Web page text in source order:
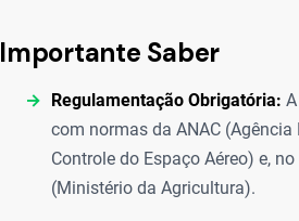
Importante Saber
Regulamentação Obrigatória:
com normas da ANAC
Controle do Espaço Aéreo) e,
(Ministério da Agricultura).